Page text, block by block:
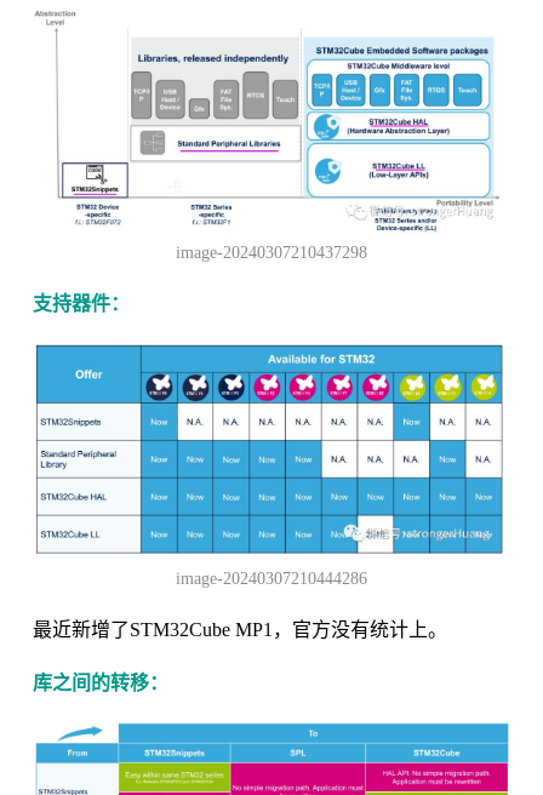
image-20240307210437298
支持器件：
image-20240307210444286
最近新增了STM32Cube MP1，官方没有统计上。
库之间的转移：